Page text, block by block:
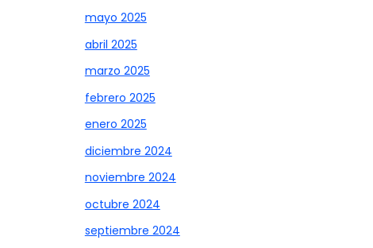
mayo 2025
abril 2025
marzo 2025
febrero 2025
enero 2025
diciembre 2024
noviembre 2024
octubre 2024
septiembre 2024